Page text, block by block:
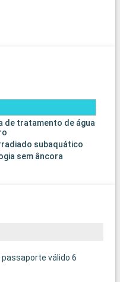
de tratamento de água
subaquático
sem âncora
passaporte válido 6